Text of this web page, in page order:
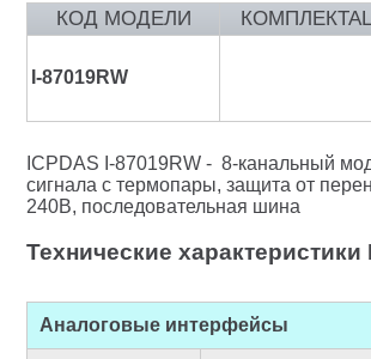
КОД МОДЕЛИ
I-87019RW
ICPDAS I-87019RW - 8-канальный
сигнала с термопары, защита от
240В, последовательная шина
Технические характеристики
Аналоговые интерфейсы